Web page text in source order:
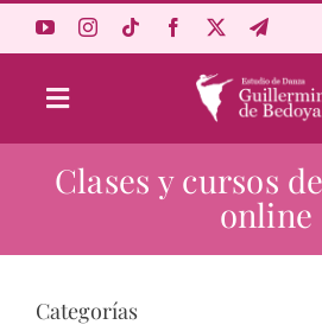
Toggle
Navigation
Aprende
Estudio
Clases y cursos
online
Categorías